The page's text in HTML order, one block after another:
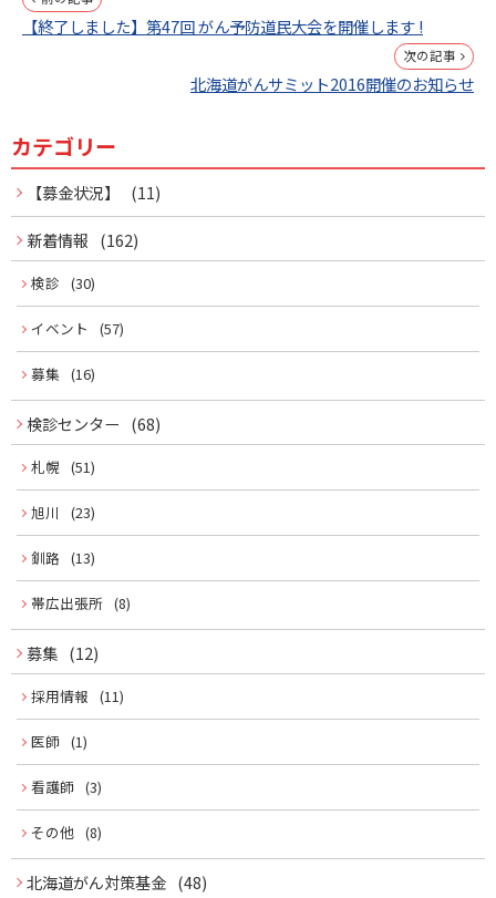
稿
ゲ
ー
シ
ョ
ン
【終了しました】第47回 がん予防道民大会を開催します !
次の記事
北海道がんサミット2016開催のお知らせ
サ
イ
ド
メ
ニ
ュ
ー
カテゴリー
【募金状況】 (11)
新着情報 (162)
検診 (30)
イベント (57)
募集 (16)
検診センター (68)
札幌 (51)
旭川 (23)
釧路 (13)
帯広出張所 (8)
募集 (12)
採用情報 (11)
医師 (1)
看護師 (3)
その他 (8)
北海道がん対策基金 (48)